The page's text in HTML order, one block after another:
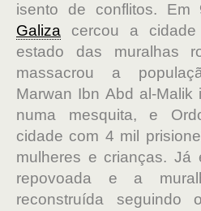
isento de conflitos. Em
Galiza cercou a
estado das muralhas
massacrou a
Marwan Ibn Abd al-Malik
numa mesquita, e
cidade com 4 mil
mulheres e crianças. Já
repovoada e a
reconstruída seguindo